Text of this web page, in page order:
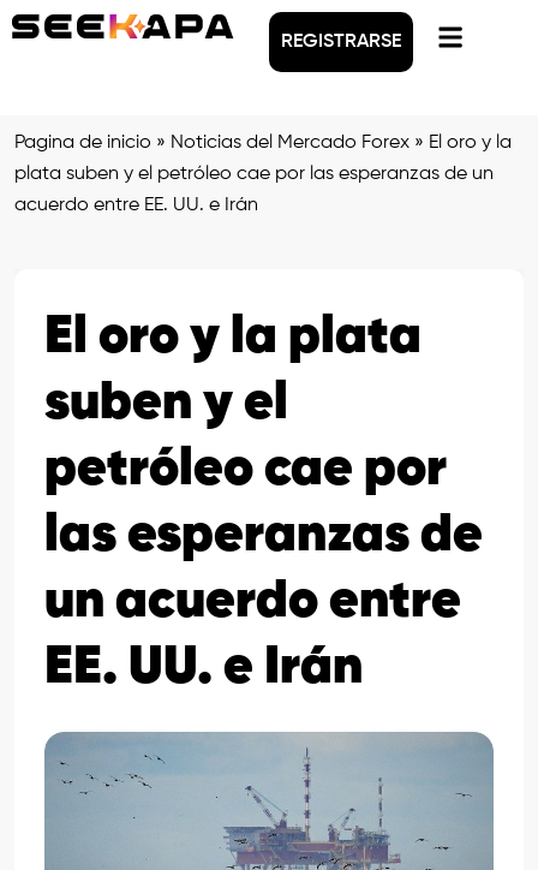
REGISTRARSE
Pagina de inicio » Noticias del Mercado Forex » El oro y la
plata suben y el petróleo cae por las esperanzas de un
acuerdo entre EE. UU. e Irán
El oro y la plata
suben y el
petróleo cae por
las esperanzas de
un acuerdo entre
EE. UU. e Irán